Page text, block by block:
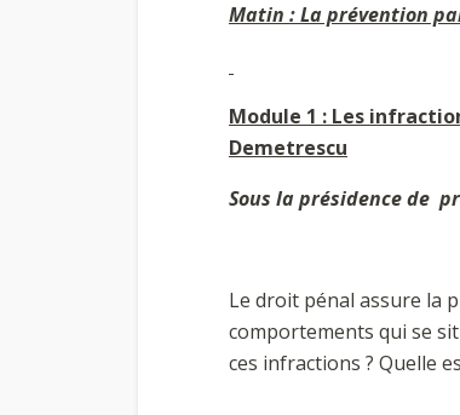
Matin : La prévention
Module 1 : Les
Demetrescu
Sous la présidence de
Le droit pénal assure la
comportements qui se
ces infractions ? Quelle